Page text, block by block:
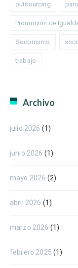
outsourcing paro
Promoción de
Socorrismo
trabajo
Archivo
julio 2026 (1)
junio 2026 (1)
mayo 2026 (2)
abril 2026 (1)
marzo 2026 (1)
febrero 2025 (1)